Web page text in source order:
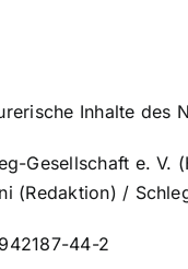
Inhalte des
Gesellschaft e. V.
(Redaktion) /
44-2